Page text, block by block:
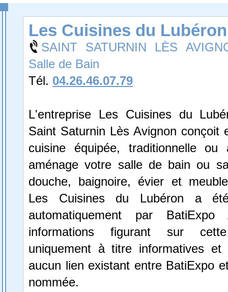
Les Cuisines du Lubéron
SAINT SATURNIN LÈS
Salle de Bain
Tél. 04.26.46.07.79
L'entreprise Les Cuisines du
Saint Saturnin Lès Avignon conçoit
cuisine équipée, traditionnelle ou
aménage votre salle de bain ou
douche, baignoire, évier et
Les Cuisines du Lubéron a été
automatiquement par BatiExpo
informations figurant sur
uniquement à titre informatives et
aucun lien existant entre BatiExpo
nommée.